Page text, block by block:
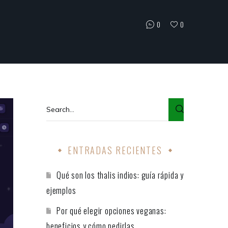
0 0
ENTRADAS RECIENTES
Qué son los thalis indios: guía rápida y
ejemplos
Por qué elegir opciones veganas: